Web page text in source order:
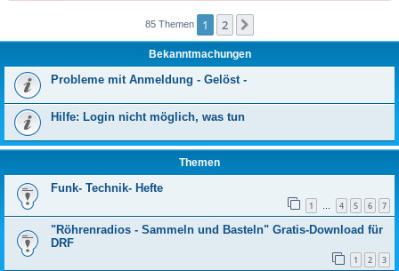
85 Themen 1 2
Bekanntmachungen
Probleme mit Anmeldung - Gelöst -
Hilfe: Login nicht möglich, was tun
Themen
Funk- Technik- Hefte
1 … 4 5 6 7
"Röhrenradios - Sammeln und Basteln" Gratis-Download für
DRF
1 2 3